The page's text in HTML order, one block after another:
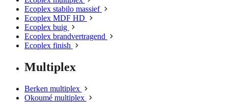
Ecoplex stabilo massief
Ecoplex MDF HD
Ecoplex buig
Ecoplex brandvertragend
Ecoplex finish
Multiplex
Berken multiplex
Okoumé multiplex